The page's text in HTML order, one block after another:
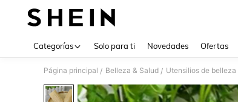
Categorías Solo para ti Novedades Ofertas
Página principal / Belleza & Salud / Utensilios de belleza